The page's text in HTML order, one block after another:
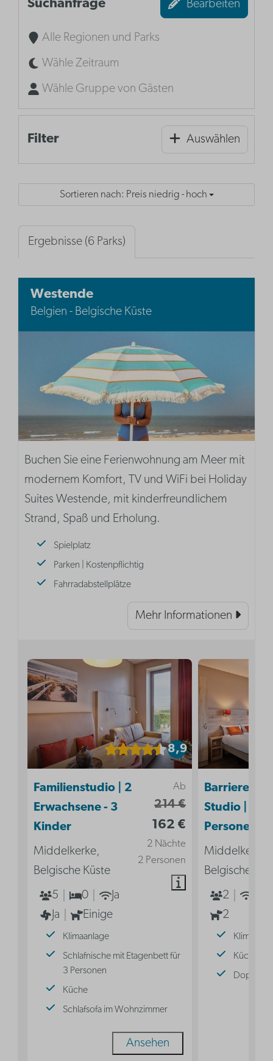
Suchanfrage Bearbeiten
Alle Regionen und Parks
Wähle Zeitraum
Wähle Gruppe von Gästen
Filter Auswählen
Sortieren nach: Preis niedrig - hoch
Ergebnisse (6 Parks)
Westende
Belgien - Belgische Küste
Buchen Sie eine Ferienwohnung am Meer mit
modernem Komfort, TV und WiFi bei Holiday
Suites Westende, mit kinderfreundlichem
Strand, Spaß und Erholung.
Spielplatz
Parken | Kostenpflichtig
Fahrradabstellplätze
Mehr Informationen
8,9
Ab
214 €
162 €
2 Nächte
2 Personen
Familienstudio | 2
Erwachsene - 3
Kinder
Middelkerke,
Belgische Küste
5
0
Ja
Ja
Einige
Klimaanlage
Schlafnische mit Etagenbett für
3 Personen
Küche
Schlafsofa im Wohnzimmer
Ansehen
Studio | 2
Personen
Middelkerke,
Belgische
2
2
Küche